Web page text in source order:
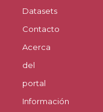
Datasets
Contacto
Acerca
del
portal
Información